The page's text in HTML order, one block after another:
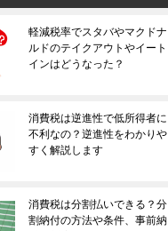
軽減税率でスタバやマクドナ
ルドのテイクアウトやイート
インはどうなった？
消費税は逆進性で低所得者に
不利なの？逆進性をわかりや
すく解説します
消費税は分割払いできる？分
割納付の方法や条件、事前納